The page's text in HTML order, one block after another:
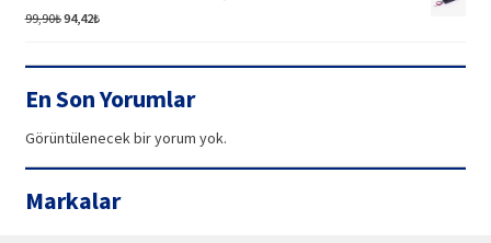
99,90₺Orijinal
94,42₺Şu
En Son Yorumlar
Görüntülenecek bir yorum yok.
Markalar